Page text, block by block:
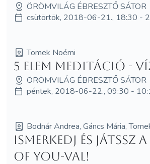
ÖRÖMVILÁG ÉBRESZTŐ SÁTOR
csütörtök, 2018-06-21., 18:30 -
Tomek Noémi
5 elem meditáció -
ÖRÖMVILÁG ÉBRESZTŐ SÁTOR
péntek, 2018-06-22., 09:30 -
Bodnár Andrea, Gáncs Mária,
Ismerkedj és játssz
of You-val!